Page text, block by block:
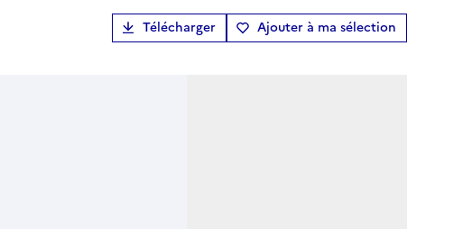
Télécharger Ajouter à ma sélection